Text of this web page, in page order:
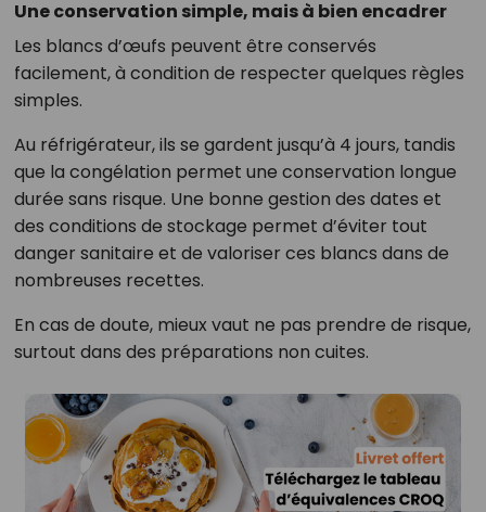
Une conservation simple, mais à bien encadrer
Les blancs d’œufs peuvent être conservés
facilement, à condition de respecter quelques règles
simples.
Au réfrigérateur, ils se gardent jusqu’à 4 jours, tandis
que la congélation permet une conservation longue
durée sans risque. Une bonne gestion des dates et
des conditions de stockage permet d’éviter tout
danger sanitaire et de valoriser ces blancs dans de
nombreuses recettes.
En cas de doute, mieux vaut ne pas prendre de risque,
surtout dans des préparations non cuites.